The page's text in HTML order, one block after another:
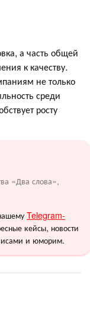
а часть общей
к качеству.
не только
среди
росту
«Два слова»,
Telegram-
кейсы, новости
и юморим.